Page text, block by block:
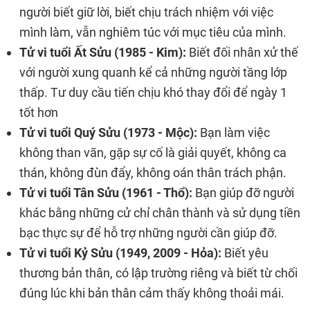
người biết giữ lời, biết chịu trách nhiệm với việc
mình làm, vẫn nghiêm túc với mục tiêu của mình.
Tử vi tuổi Ất Sửu (1985 - Kim): Biết đối nhân xử thế
với người xung quanh kể cả những người tầng lớp
thấp. Tư duy cầu tiến chịu khó thay đổi để ngày 1
tốt hơn
Tử vi tuổi Quý Sửu (1973 - Mộc): Bạn làm việc
không than vãn, gặp sự cố là giải quyết, không ca
thán, không đùn đẩy, không oán thân trách phận.
Tử vi tuổi Tân Sửu (1961 - Thổ): Bạn giúp đỡ người
khác bằng những cử chỉ chân thành và sử dụng tiền
bạc thực sự để hỗ trợ những người cần giúp đỡ.
Tử vi tuổi Kỷ Sửu (1949, 2009 - Hỏa): Biết yêu
thương bản thân, có lập trường riêng và biết từ chối
đúng lúc khi bản thân cảm thấy không thoải mái.